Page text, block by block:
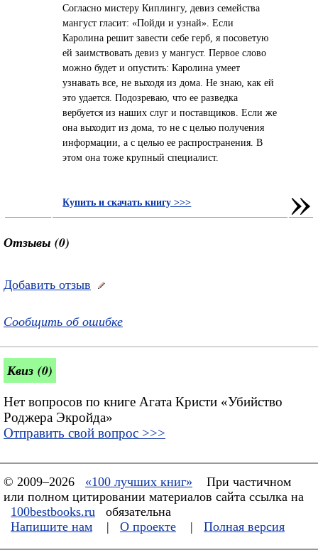
Согласно мистеру Киплингу, девиз семейства
мангуст гласит: «Пойди и узнай». Если
Каролина решит завести себе герб, я посоветую
ей заимствовать девиз у мангуст. Первое слово
можно будет и опустить: Каролина умеет
узнавать все, не выходя из дома. Не знаю, как ей
это удается. Подозреваю, что ее разведка
вербуется из наших слуг и поставщиков. Если же
она выходит из дома, то не с целью получения
информации, а с целью ее распространения. В
этом она тоже крупный специалист.
Купить и скачать книгу >>> »
Отзывы (0)
Добавить отзыв
Сообщить об ошибке
Квиз (0)
Нет вопросов по книге Агата Кристи «Убийство
Роджера Экройда»
Отправить свой вопрос >>>
© 2009–2026 «100 лучших книг»
При частичном
или полном цитировании материалов сайта ссылка на
100bestbooks.ru
обязательна
Напишите нам
| О проекте | Полная версия